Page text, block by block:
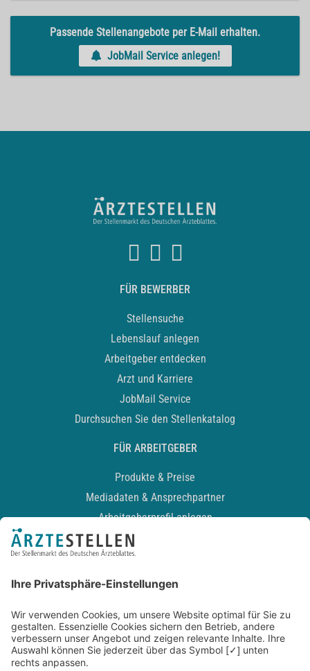
Passende Stellenangebote per E-Mail erhalten.
JobMail Service anlegen!
FÜR BEWERBER
Stellensuche
Lebenslauf anlegen
Arbeitgeber entdecken
Arzt und Karriere
JobMail Service
Durchsuchen Sie den Stellenkatalog
FÜR ARBEITGEBER
Produkte & Preise
Mediadaten & Ansprechpartner
Arbeitgeberprofil anlegen
Recruiting-Podcast
Kontakt
Datenschutz
Newsletter